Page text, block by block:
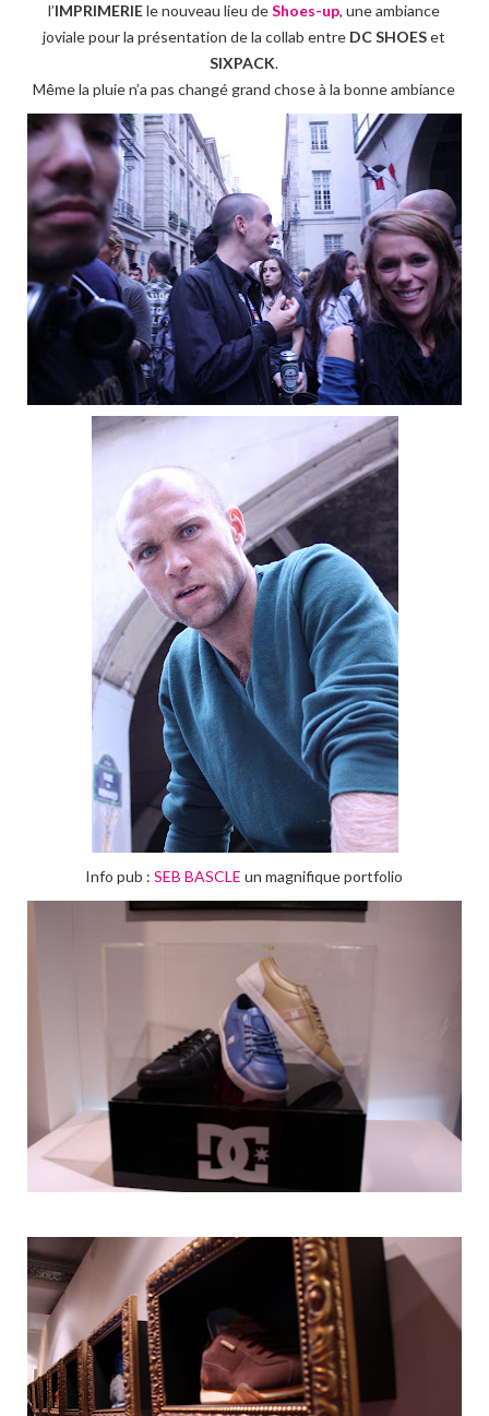
l’IMPRIMERIEle nouveau lieu deShoes-up, une ambiance
joviale pour la présentation de la collab entre DC SHOESet
SIXPACK.
Même la pluie n’a pas changé grand chose à la bonne ambiance
Info pub :SEB BASCLE un magnifique portfolio